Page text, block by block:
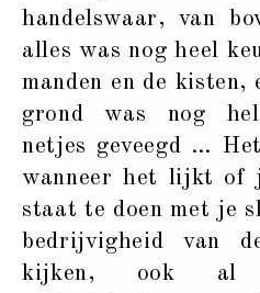
handelswaar, van
alles was nog heel
manden en de kisten,
grond was nog
netjes geveegd …
wanneer het lijkt of
staat te doen met je
bedrijvigheid van
kijken, ook